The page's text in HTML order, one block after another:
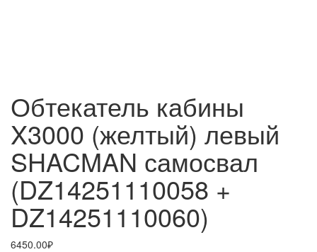
Обтекатель кабины
X3000 (желтый) левый
SHACMAN самосвал
(DZ14251110058 +
DZ14251110060)
6450.00₽